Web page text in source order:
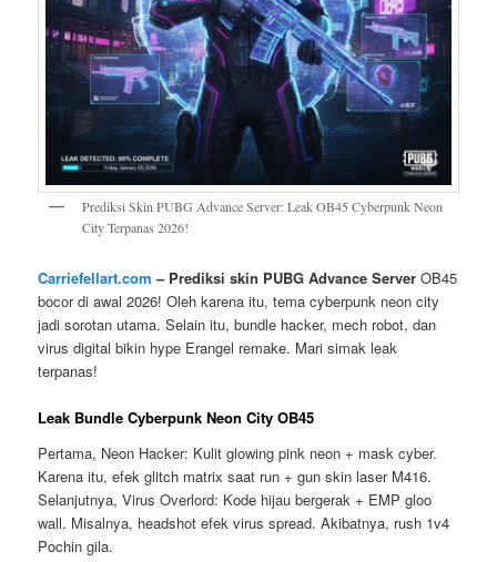
Prediksi Skin PUBG Advance Server: Leak OB45 Cyberpunk Neon
City Terpanas 2026!
Carriefellart.com – Prediksi skin PUBG Advance Server OB45
bocor di awal 2026! Oleh karena itu, tema cyberpunk neon city
jadi sorotan utama. Selain itu, bundle hacker, mech robot, dan
virus digital bikin hype Erangel remake. Mari simak leak
terpanas!
Leak Bundle Cyberpunk Neon City OB45
Pertama, Neon Hacker: Kulit glowing pink neon + mask cyber.
Karena itu, efek glitch matrix saat run + gun skin laser M416.
Selanjutnya, Virus Overlord: Kode hijau bergerak + EMP gloo
wall. Misalnya, headshot efek virus spread. Akibatnya, rush 1v4
Pochin gila.